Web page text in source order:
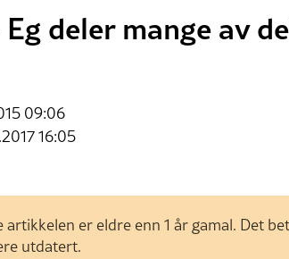
deler mange av
09:06
16:05
artikkelen er eldre enn 1 år gamal. Det
utdatert.